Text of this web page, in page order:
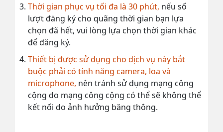
Thời gian phục vụ tối đa là 30 phút, nếu số
lượt đăng ký cho quãng thời gian bạn lựa
chọn đã hết, vui lòng lựa chọn thời gian khác
để đăng ký.
Thiết bị được sử dụng cho dịch vụ này bắt
buộc phải có tính năng camera, loa và
microphone, nên tránh sử dụng mạng công
cộng do mạng công cộng có thể sẽ không thể
kết nối do ảnh hưởng băng thông.